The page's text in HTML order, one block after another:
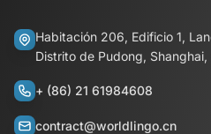
Habitación 206, Edificio 1,
Distrito de Pudong, Shanghai,
+ (86) 21 61984608
contract@worldlingo.cn